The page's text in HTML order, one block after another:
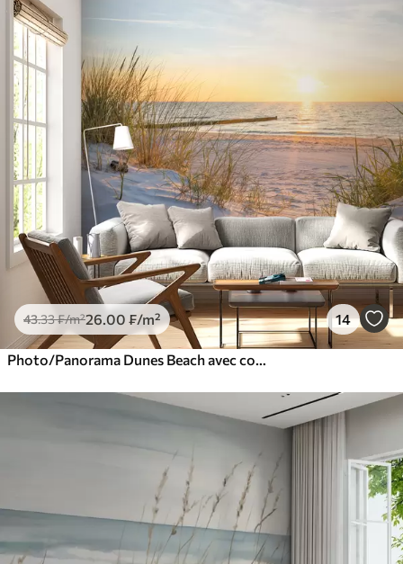
43.33₣/m²26.00 ₣/m² 14
Photo/Panorama Dunes Beach avec coucher de soleil